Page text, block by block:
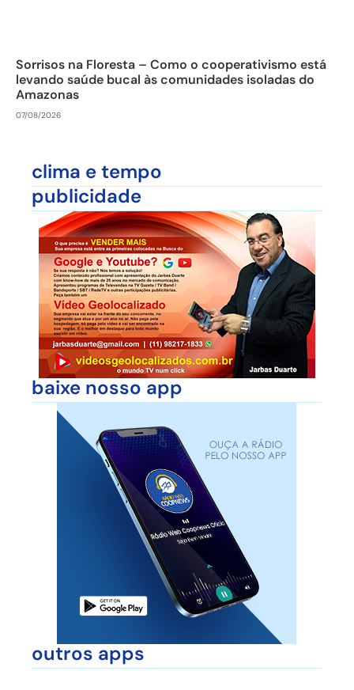
Sorrisos na Floresta – Como o cooperativismo está
levando saúde bucal às comunidades isoladas do
Amazonas
07/08/2026
clima e tempo
publicidade
baixe nosso app
outros apps